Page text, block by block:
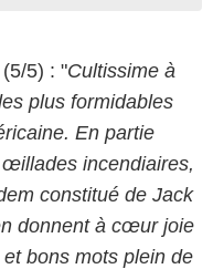
5) : "Cultissime à
plus formidables
En partie
incendiaires,
constitué de Jack
donnent à cœur joie
bons mots plein de